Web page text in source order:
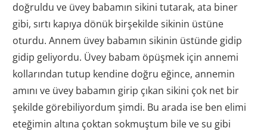
doğruldu ve üvey babamın sikini tutarak, ata biner
gibi, sırtı kapıya dönük birşekilde sikinin üstüne
oturdu. Annem üvey babamın sikinin üstünde gidip
gidip geliyordu. Üvey babam öpüşmek için annemi
kollarından tutup kendine doğru eğince, annemin
amını ve üvey babamın girip çıkan sikini çok net bir
şekilde görebiliyordum şimdi. Bu arada ise ben elimi
eteğimin altına çoktan sokmuştum bile ve su gibi